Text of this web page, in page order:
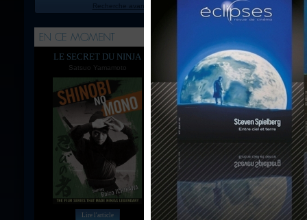
Recherche avancée
LE SECRET DU NINJA
Satsuo Yamamoto
Lire l'article
Nom
Courriel*
*Champs